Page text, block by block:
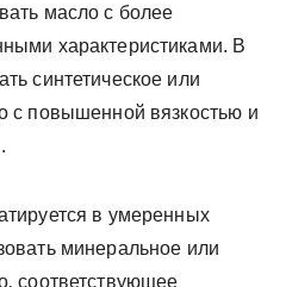
масло с более
характеристиками. В
синтетическое или
с повышенной вязкостью и
в умеренных
минеральное или
соответствующее